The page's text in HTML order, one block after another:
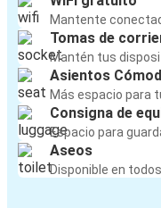
Mantente
Tomas de
Mantén tus
Asientos
Más espacio para
Consigna de
Espacio para
Aseos
Disponible en